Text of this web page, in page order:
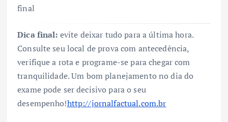
final
Dica final: evite deixar tudo para a última hora.
Consulte seu local de prova com antecedência,
verifique a rota e programe-se para chegar com
tranquilidade. Um bom planejamento no dia do
exame pode ser decisivo para o seu
desempenho!http://jornalfactual.com.br